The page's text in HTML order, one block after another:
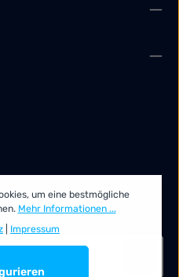
erscheinenden
Produkte und Angebote
um eine bestmögliche
Mehr Informationen ...
Impressum